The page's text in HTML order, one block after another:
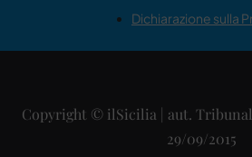
Dichiarazione sulla
Copyright © ilSicilia | aut.
29/09/2015